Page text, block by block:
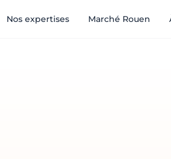
Nos expertises Marché Rouen